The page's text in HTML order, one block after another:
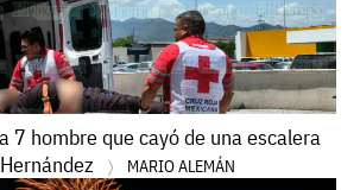
7 hombre que cayó de una escalera
MARIO ALEMÁN